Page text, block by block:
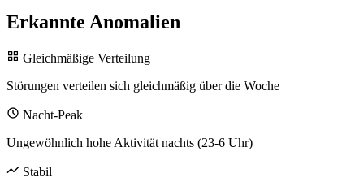
Erkannte Anomalien
Gleichmäßige Verteilung
Störungen verteilen sich gleichmäßig über die Woche
Nacht-Peak
Ungewöhnlich hohe Aktivität nachts (23-6 Uhr)
Stabil